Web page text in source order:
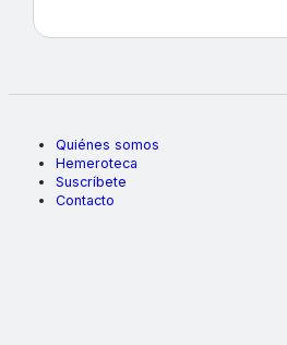
Quiénes somos
Hemeroteca
Suscríbete
Contacto